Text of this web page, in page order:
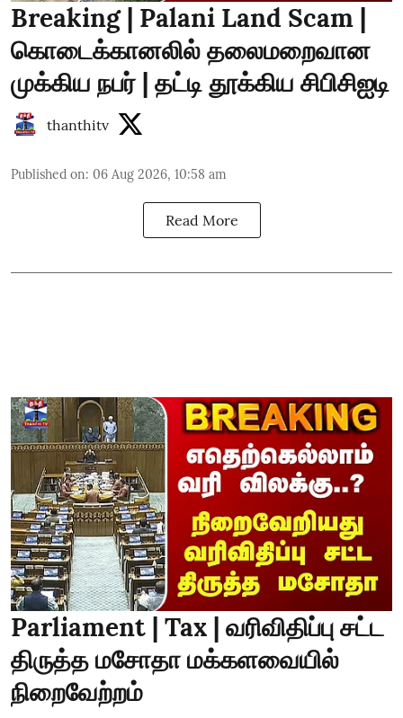
Breaking | Palani Land Scam |
கொடைக்கானலில் தலைமறைவான
முக்கிய நபர் | தட்டி தூக்கிய சிபிசிஐடி
thanthitv
Published on: 06 Aug 2026, 10:58 am
Read More
Parliament | Tax | வரிவிதிப்பு சட்ட
திருத்த மசோதா மக்களவையில்
நிறைவேற்றம்